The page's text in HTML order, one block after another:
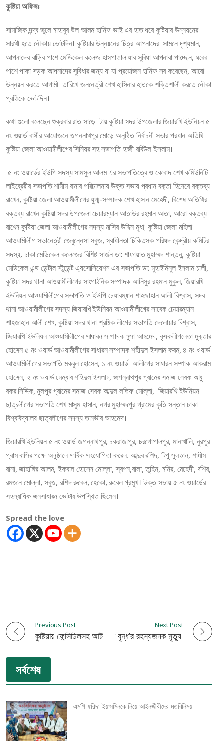
কুষ্টিয়া অফিসঃ
সামাজিক দন্দ্ব ভুলে মাহাবুব উল আলম হানিফ ভাই এর হাত ধরে কুষ্টিয়ার উন্নয়নের
সারথী হতে নৌকায় ভোটদিন। কুষ্টিয়ার উন্নয়নের চিত্র আপনাদের সামনে দৃশ্যমান,
আপনাদের বাড়ির পাশে মেডিকেল কলেজ হাসপাতাল যার সুবিধা আপনারা পাচ্ছেন, ঘরের
পাশে পাকা সড়ক আপনাদের সুবিধার জন্য যা যা প্রয়োজন হানিফ সব করেছেন, আরো
উন্নয়ন করতে আগামী তারিখে জননেত্রী শেখ হাসিনার হাতকে শক্তিশালী করতে নৌকা
প্রতিকে ভোটদিন।
কথা গুলো বলেছেন শুক্রবার রাত সাড়ে টায় কুষ্টিয়া সদর উপজেলার জিয়ারখি ইউনিয়ন ৫
নং ওয়ার্ড বাসীর আয়োজনে জগন্নাথপুর মোড়ে অনুষ্ঠিত নির্বাচনী সভার প্রধান অতিথি
কুষ্টিয়া জেলা আওয়ামীলীগের সিনিয়র সহ সভাপতি হাজী রবিউল ইসলাম।
৫ নং ওয়ার্ডের ইউপি সদস্য সামসুল আলম এর সভাপতিত্বে ও কোবাদ শেখ কমিউনিটি
লাইব্রেরীর সভাপতি শামীম রানার পরিচালনায় উক্ত সভায় প্রধান বক্তা হিসেবে বক্তব্য
রাখেন, কুষ্টিয়া জেলা আওয়ামীলীগের যুগ্ম-সম্পাদক শেখ হাসান মেহেদী, বিশেষ অতিথির
বক্তব্য রাখেন কুষ্টিয়া সদর উপজেলা চেয়ারম্যান আতাউর রহমান আতা, আরো বক্তব্য
রাখেন কুষ্টিয়া জেলা আওয়ামীলীগের সদস্য নাসির উদ্দিন মৃধা, কুষ্টিয়া জেলা মহিলা
আওয়ামীলীগ সভানেত্রী জেবুন্নেসা সবুজ, স্বাধীনতা চিকিতসক পরিষদ কেন্দ্রীয় কমিটির
সদস্য, ঢাকা মেডিকেল কলেজের বিশিষ্ট সার্জন ডা: শাফায়াত মুহাম্মদ শান্তনু, কুষ্টিয়া
মেডিকেল এন্ড ডেন্টাল স্টুডেন্ট এ্যসোসিয়েশন এর সভাপতি ডা: মুহাইমিনুল ইসলাম চার্লী,
কুষ্টিয়া সদর থানা আওয়ামীলীগের সাংগাঠনিক সম্পাদক আনিসুর রহমান মুকুল, জিয়ারখি
ইউনিয়ন আওয়ামীলীগের সভাপতি ও ইউপি চেয়ারম্যান শাহজাহান আলী বিশ্বাস, সদর
থানা আওয়ামীলীগের সদস্য জিয়ারখি ইউনিয়ন আওয়ামীলীগের সাবেক চেয়ারম্যান
শাহজাহান আলী শেখ, কুষ্টিয়া সদর থানা শ্রমিক লীগের সভাপতি দেলোয়ার বিশ্বাস,
জিয়ারখি ইউনিয়ন আওয়ামীলীগের সাধারন সম্পাদক মুসা আহমেদ, কৃষকলীগনেতা মুক্তার
হোসেন ৫ নং ওয়ার্ড আওয়ামীলীগের সাধারন সম্পাদক শহীদুল ইসলাম করম, ৪ নং ওয়ার্ড
আওয়ামীলীগের সভাপতি মকবুল হোসেন, ১ নং ওয়ার্ড আলীগের সাধারন সম্পাক আকরাম
হোসেন, ২ নং ওয়ার্ড মেম্বার শহিদুল ইসলাম, জগন্নাথপুর গ্রামের সমাজ সেবক আবু
বকর সিদ্দিক, নুলপুর গ্রামের সমাজ সেবক আব্দুল লতিফ মোল্লা, জিয়ারখি ইউনিয়ন
ছাত্রলীগের সভাপতি শেখ মাসুম হাসান, নগর মুহাম্মদপুর গ্রামের কৃতি সন্তান ঢাকা
বিশ্ববিদ্যালয় ছাত্রলীগের সদস্য তানভীর আহমেদ।
জিয়ারখি ইউনিয়ন ৫ নং ওয়ার্ড জগন্নাথপুর, চকরাজাপুর, চরগোপালপুর, মানাখালি, নুরপুর
গ্রাম বাসির পক্ষে অনুষ্ঠানে সার্বিক সহযোগিতা করেন, আব্দুর রশিদ, টিপু সুলতান, শামীম
রানা, জাহাঙ্গির আলম, ইকবাল হোসেন মোল্লা, স্বপন,বালা, তুহিন, মনির, মেহেদী, বশির,
রমজান মোল্লা, সবুজ, রশিদ রুবেল, হেকো, রুবেল প্রমুখ। উক্ত সভায় ৫ নং ওয়ার্ডের
সহস্রাধিক জনসাধারন ভোটার উপস্থিত ছিলেন।
Spread the love
P
o
t
n
a
Previous Post
কুষ্টিয়ায় ফেন্সিডিলসহ আটক-৩
Next Post
কুষ্টিয়ার হরিপুরে বৃদ্ধ’র রহস্যজনক মৃত্যু!
সর্বশেষ
এমপি ফরিদা ইয়াসমিনকে নিয়ে আইনজীবীদের মতবিনিময়